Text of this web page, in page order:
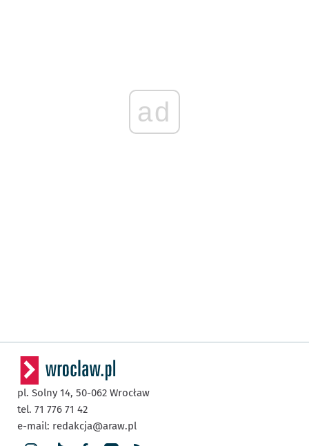
ad
pl. Solny 14, 50-062 Wrocław
tel. 71 776 71 42
e-mail: redakcja@araw.pl